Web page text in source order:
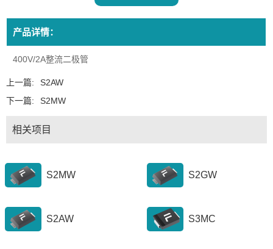
产品详情：
400V/2A整流二极管
上一篇:
S2AW
下一篇:
S2MW
相关项目
S2MW S2GW
S2AW S3MC